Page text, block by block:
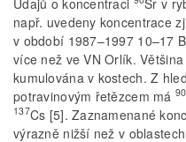
např. uvedeny koncentrace
v období 1987–1997 10–17
více než ve VN Orlík.
kumulována v kostech. Z
potravinovým řetězcem má 90
137Cs [5]. Zaznamenané
výrazně nižší než v